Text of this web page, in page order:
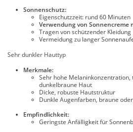
Sonnenschutz:
Eigenschutzzeit: rund 60 Minuten
Verwendung von Sonnencreme
Tragen von schützender Kleidung
Vermeidung zu langer
Sehr dunkler Hauttyp
Merkmale:
Sehr hohe
dunkelbraune Haut
Dicke, robuste Hautstruktur
Dunkle Augenfarben, braune
Empfindlichkeit:
Geringste Anfälligkeit für